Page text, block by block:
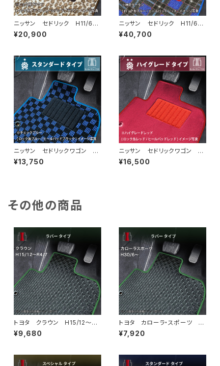
ニッサン セドリック H11/6〜
H16/10 Y34系 フロアマット
一式 カーマット スペシャルタ
¥20,900
ニッサン セドリック H11/6〜
H16/10 Y34系 フロアマット
一式 カーマット 神戸タータ
¥40,700
ニッサン セドリックワゴン H
1/6〜H11/6 Y30系 フロア
マット一式 カーマット スタン
¥13,750
ニッサン セドリックワゴン H
1/6〜H11/６ Y30系 フロア
マット一式 カーマット ハイグ
¥16,500
その他の商品
トヨタ クラウン H15/12〜R
4/7 180・200・210・220系
フロアマット一式 カーマット
¥9,680
トヨタ カローラ・スポーツ H
30/6〜 210系 フロアマット
一式 カーマット 防水 ラバ
¥7,920